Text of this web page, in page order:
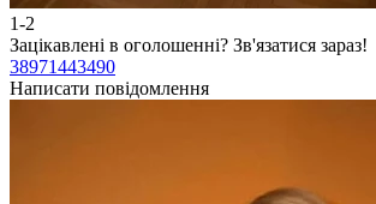
1-2
Зацікавлені в оголошенні? Зв'язатися зараз!
38971443490
Написати повідомлення